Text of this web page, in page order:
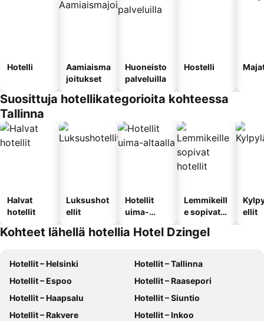
Hotelli
Aamiaisma
joitukset
Huoneisto
palveluilla
Hostelli
Suosittuja hotellikategorioita kohteessa
Tallinna
Halvat
hotellit
Luksushot
ellit
Hotellit
uima-
Lemmikeill
e sopivat
ellit
Kohteet lähellä hotellia Hotel Dzingel
Hotellit – Helsinki
Hotellit – Tallinna
Hotellit – Espoo
Hotellit – Raasepori
Hotellit – Haapsalu
Hotellit – Siuntio
Hotellit – Rakvere
Hotellit – Inkoo